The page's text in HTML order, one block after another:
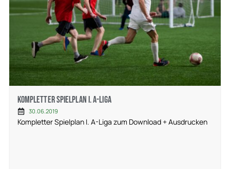
Kompletter Spielplan I. A-Liga
30.06.2019
Kompletter Spielplan I. A-Liga zum Download + Ausdrucken